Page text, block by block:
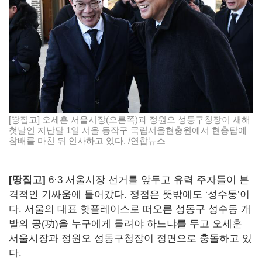
[땅집고] 오세훈 서울시장(오른쪽)과 정원오 성동구청장이 새해
첫날인 지난달 1일 서울 동작구 국립서울현충원에서 현충탑에
참배를 마친 뒤 인사하고 있다. /연합뉴스
[땅집고] 6·3 서울시장 선거를 앞두고 유력 주자들이 본
격적인 기싸움에 들어갔다. 쟁점은 뜻밖에도 ‘성수동’이
다. 서울의 대표 핫플레이스로 떠오른 성동구 성수동 개
발의 공(功)을 누구에게 돌려야 하느냐를 두고 오세훈
서울시장과 정원오 성동구청장이 정면으로 충돌하고 있
다.